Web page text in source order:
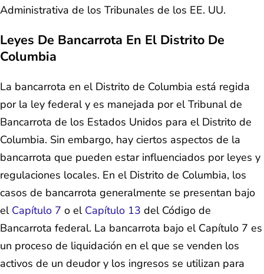
Administrativa de los Tribunales de los EE. UU.
Leyes De Bancarrota En El Distrito De
Columbia
La bancarrota en el Distrito de Columbia está regida
por la ley federal y es manejada por el Tribunal de
Bancarrota de los Estados Unidos para el Distrito de
Columbia. Sin embargo, hay ciertos aspectos de la
bancarrota que pueden estar influenciados por leyes y
regulaciones locales. En el Distrito de Columbia, los
casos de bancarrota generalmente se presentan bajo
el Capítulo 7 o el Capítulo 13 del Código de
Bancarrota federal. La bancarrota bajo el Capítulo 7 es
un proceso de liquidación en el que se venden los
activos de un deudor y los ingresos se utilizan para